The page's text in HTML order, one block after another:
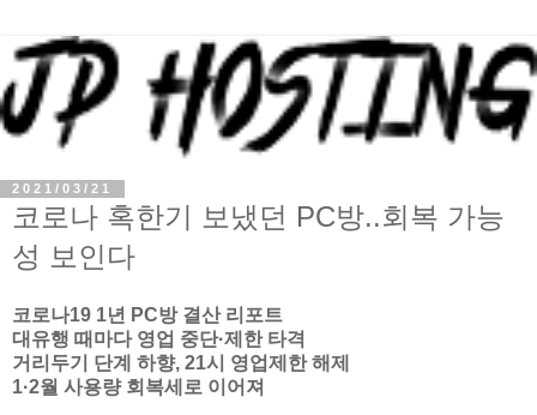
2021/03/21
코로나 혹한기 보냈던 PC방..회복 가능
성 보인다
코로나19 1년 PC방 결산 리포트
대유행 때마다 영업 중단·제한 타격
거리두기 단계 하향, 21시 영업제한 해제
1·2월 사용량 회복세로 이어져